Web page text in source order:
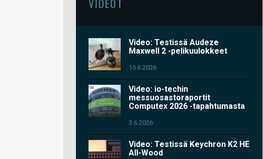
VIDEOT
Video: Testissä Audeze
Maxwell 2 -pelikuulokkeet
15.6.2026
Video: io-techin
messuosastoraportit
Computex 2026 -tapahtumasta
3.6.2026
Video: Testissä Keychron K2 HE
All-Wood